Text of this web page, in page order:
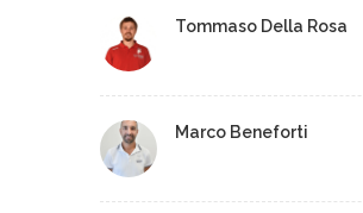
Tommaso Della Rosa
Marco Beneforti